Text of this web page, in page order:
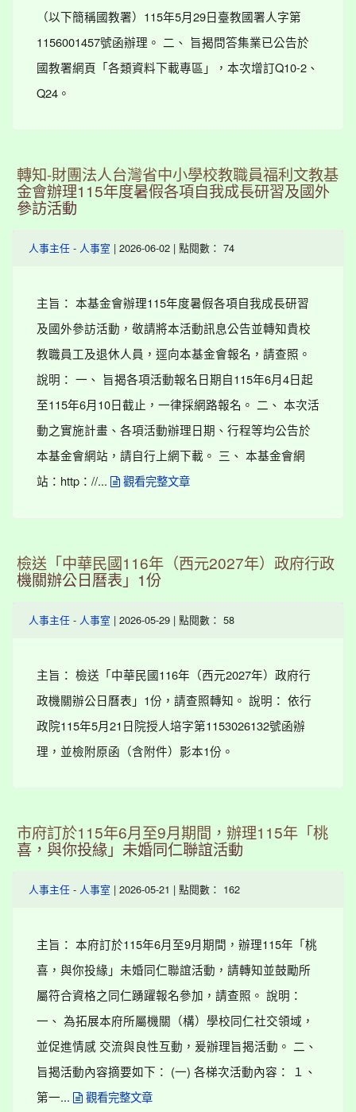
（以下簡稱國教署）115年5月29日臺教國署人字第
1156001457號函辦理。 二、 旨揭問答集業已公告於
國教署網頁「各類資料下載專區」，本次增訂Q10-2、
Q24。
轉知-財團法人台灣省中小學校教職員福利文教基
金會辦理115年度暑假各項自我成長研習及國外
參訪活動
人事主任 - 人事室 | 2026-06-02 | 點閱數： 74
主旨： 本基金會辦理115年度暑假各項自我成長研習
及國外參訪活動，敬請將本活動訊息公告並轉知貴校
教職員工及退休人員，逕向本基金會報名，請查照。
說明： 一、 旨揭各項活動報名日期自115年6月4日起
至115年6月10日截止，一律採網路報名。 二、 本次活
動之實施計畫、各項活動辦理日期、行程等均公告於
本基金會網站，請自行上網下載。 三、 本基金會網
站：http：//...
觀看完整文章
檢送「中華民國116年（西元2027年）政府行政
機關辦公日曆表」1份
人事主任 - 人事室 | 2026-05-29 | 點閱數： 58
主旨： 檢送「中華民國116年（西元2027年）政府行
政機關辦公日曆表」1份，請查照轉知。 說明： 依行
政院115年5月21日院授人培字第1153026132號函辦
理，並檢附原函（含附件）影本1份。
市府訂於115年6月至9月期間，辦理115年「桃
喜，與你投緣」未婚同仁聯誼活動
人事主任 - 人事室 | 2026-05-21 | 點閱數： 162
主旨： 本府訂於115年6月至9月期間，辦理115年「桃
喜，與你投緣」未婚同仁聯誼活動，請轉知並鼓勵所
屬符合資格之同仁踴躍報名參加，請查照。 說明：
一、 為拓展本府所屬機關（構）學校同仁社交領域，
並促進情感 交流與良性互動，爰辦理旨揭活動。 二、
旨揭活動內容摘要如下： (一) 各梯次活動內容： １、
第一...
觀看完整文章